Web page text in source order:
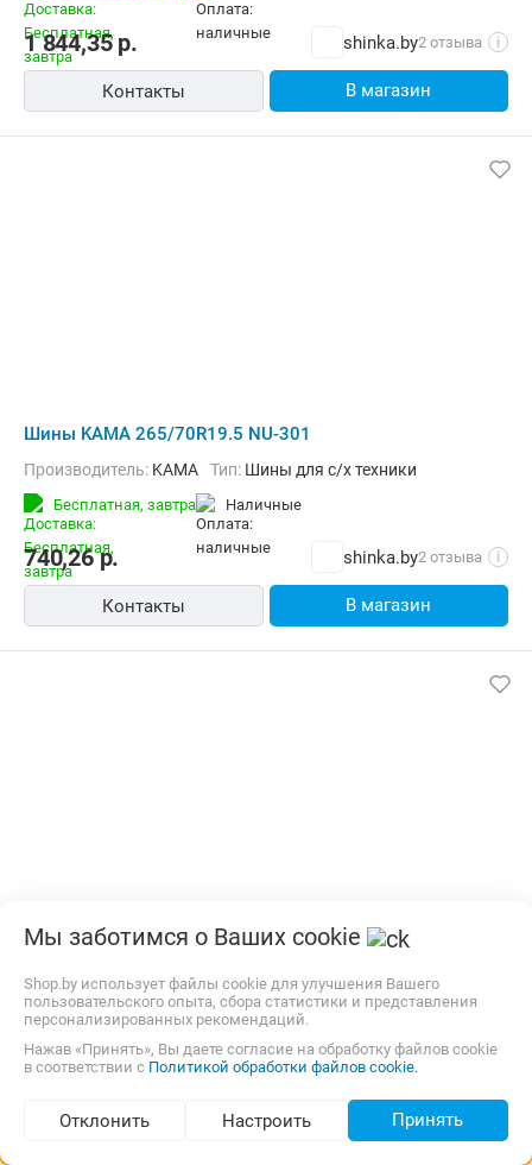
Подбор по параметрам (789)
1 844,35р. shinka.by2 отзыва i
Контакты В магазин
Шины KAMA 265/70R19.5 NU-301
Производитель: KAMA Тип: Шины для с/х техники
Бесплатная, завтра наличные
740,26р. shinka.by2 отзыва i
Контакты В магазин
Шины Белшина 23.5R25 BEL-323 TL
Производитель:Белшина Тип:Шины для с/х техники
Бесплатная,завтра наличные
5 438,15р. shinka.by
Контакты В магазин
Мы заботимся о Ваших cookie
Shop.by использует файлы cookie для улучшения Вашего
пользовательского опыта, сбора статистики и представления
персонализированных рекомендаций.
Нажав «Принять», Вы даете согласие на обработку файлов cookie
в соответствии с Политикой обработки файлов cookie.
Отклонить Настроить Принять